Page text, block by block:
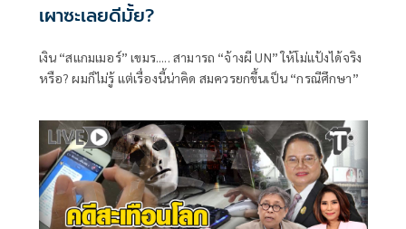
เผาซะเลยดีมั้ย?
เงิน “สแกมเมอร์” เขมร..... สามารถ “จ้างผี UN” ให้โม่แป้งได้จริง
หรือ? ผมก็ไม่รู้ แต่เรื่องนี้น่าคิด สมควรยกขึ้นเป็น “กรณีศึกษา”